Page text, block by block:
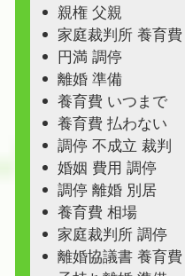
親権 父親
家庭裁判所 養育費
円満 調停
離婚 準備
養育費 いつまで
養育費 払わない
調停 不成立 裁判
婚姻 費用 調停
調停 離婚 別居
養育費 相場
家庭裁判所 調停
離婚協議書 養育費